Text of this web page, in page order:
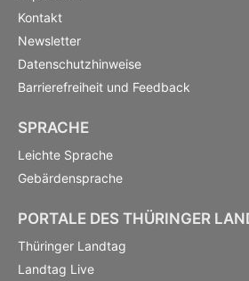
Kontakt
Newsletter
Datenschutzhinweise
Barrierefreiheit und Feedback
SPRACHE
Leichte Sprache
Gebärdensprache
PORTALE DES THÜRINGER
Thüringer Landtag
Landtag Live